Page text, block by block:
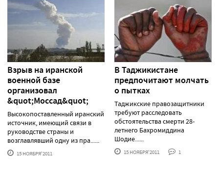
Взрыв на иранской
военной базе
организовал
&quot;Моссад&quot;
Высокопоставленный иранский
источник, имеющий связи в
руководстве страны и
возглавлявший одну из пра......
15 НОЯБРЯ'2011
В Таджикистане
предпочитают молчать
о пытках
Таджикские правозащитники
требуют расследовать
обстоятельства смерти 28-
летнего Бахромиддина
Шодие......
15 НОЯБРЯ'2011 1